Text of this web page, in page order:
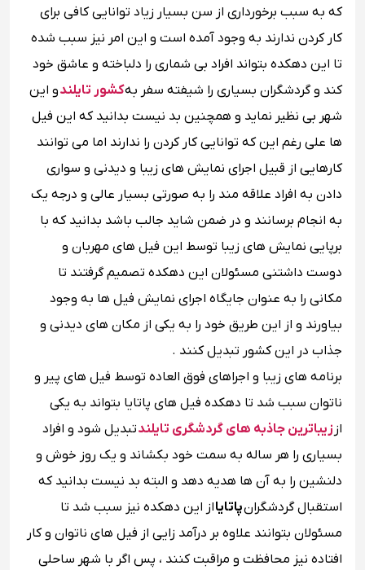
که به سبب برخورداری از سن بسیار زیاد توانایی کافی برای
کار کردن ندارند به وجود آمده است و این امر نیز سبب شده
تا این دهکده بتواند افراد بی شماری را دلباخته و عاشق خود
کند و گردشگران بسیاری را شیفته سفر بهکشور تایلندو این
شهر بی نظیر نماید و همچنین بد نیست بدانید که این فیل
ها علی رغم این که توانایی کار کردن را ندارند اما می توانند
کارهایی از قبیل اجرای نمایش های زیبا و دیدنی و سواری
دادن به افراد علاقه مند را به صورتی بسیار عالی و درجه یک
به انجام برسانند و در ضمن شاید جالب باشد بدانید که با
برپایی نمایش های زیبا توسط این فیل های مهربان و
دوست داشتنی مسئولان این دهکده تصمیم گرفتند تا
مکانی را به عنوان جایگاه اجرای نمایش فیل ها به وجود
بیاورند و از این طریق خود را به یکی از مکان های دیدنی و
جذاب در این کشور تبدیل کنند .
برنامه های زیبا و اجراهای فوق العاده توسط فیل های پیر و
ناتوان سبب شد تا دهکده فیل های پاتایا بتواند به یکی
از زیباترین جاذبه های گردشگری تایلندتبدیل شود و افراد
بسیاری را هر ساله به سمت خود بکشاند و یک روز خوش و
دلنشین را به آن ها هدیه دهد و البته بد نیست بدانید که
استقبال گردشگرانپاتایااز این دهکده نیز سبب شد تا
مسئولان بتوانند علاوه بر درآمد زایی از فیل های ناتوان و کار
افتاده نیز محافظت و مراقبت کنند ، پس اگر با شهر ساحلی